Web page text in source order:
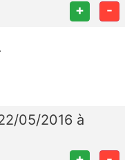
+ -
05/2016 à